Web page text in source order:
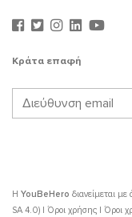
Κράτα επαφή
Η YouBeHero διανείμεται
SA 4.0)
Όροι χρήσης Όροι